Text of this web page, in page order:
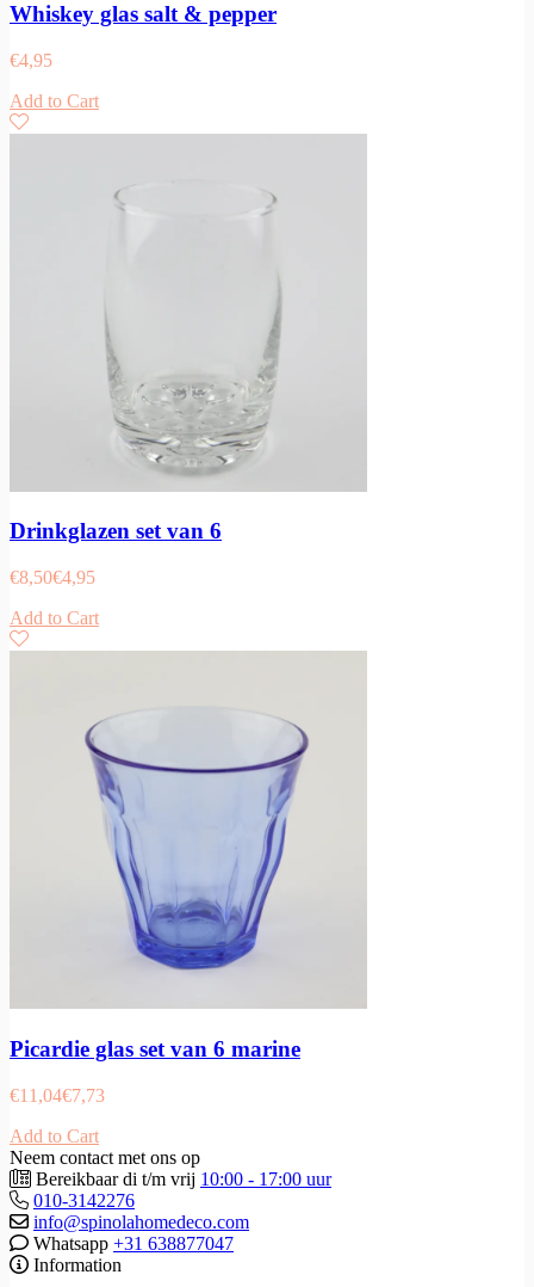
Whiskey glas salt & pepper
€4,95
Add to Cart
Drinkglazen set van 6
€8,50€4,95
Add to Cart
Picardie glas set van 6 marine
€11,04€7,73
Add to Cart
Neem contact met ons op
Bereikbaar di t/m vrij 10:00 - 17:00 uur
010-3142276
info@spinolahomedeco.com
Whatsapp +31 638877047
Information